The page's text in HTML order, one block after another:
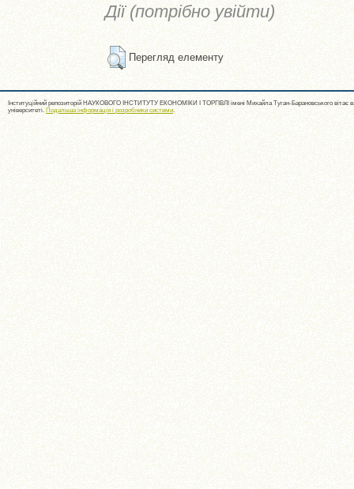
Дії (потрібно увійти)
Перегляд елементу
Інституційний репозиторій НАУКОВОГО ІНСТИТУТУ ЕКОНОМІКИ І ТОРГІВЛІ імені Михайла Туган-Барановського вітає
університеті. Подальша інформація і розробники системи